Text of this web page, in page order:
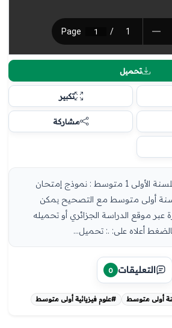
تحميل
تكبير
مشاركة
مادة العلوم الفيزيائية للسنة الأولى 1 متوسط : نموذج إمتحان
سنة أولى متوسط مع التصحيح يمكن
موقع الدراسة الجزائري أو تحميله
التعليقات 0
أولى متوسط #علوم فيزيائية أولى متوسط